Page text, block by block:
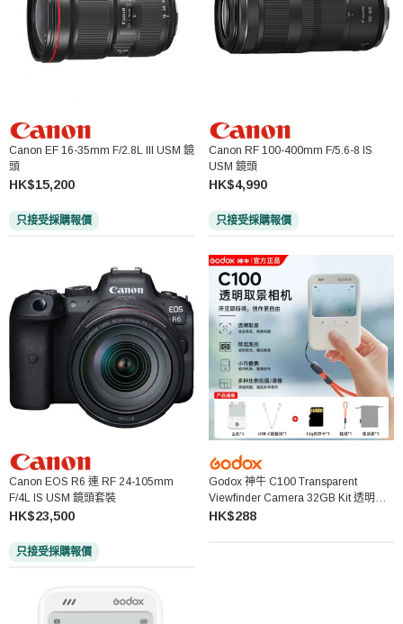
Canon EF 16-35mm F/2.8L III USM 鏡
頭
HK$15,200
只接受採購報價
Canon RF 100-400mm F/5.6-8 IS
USM 鏡頭
HK$4,990
只接受採購報價
Canon EOS R6 連 RF 24-105mm
F/4L IS USM 鏡頭套裝
HK$23,500
只接受採購報價
Godox 神牛 C100 Transparent
Viewfinder Camera 32GB Kit 透明取
景數碼相機套裝
HK$288